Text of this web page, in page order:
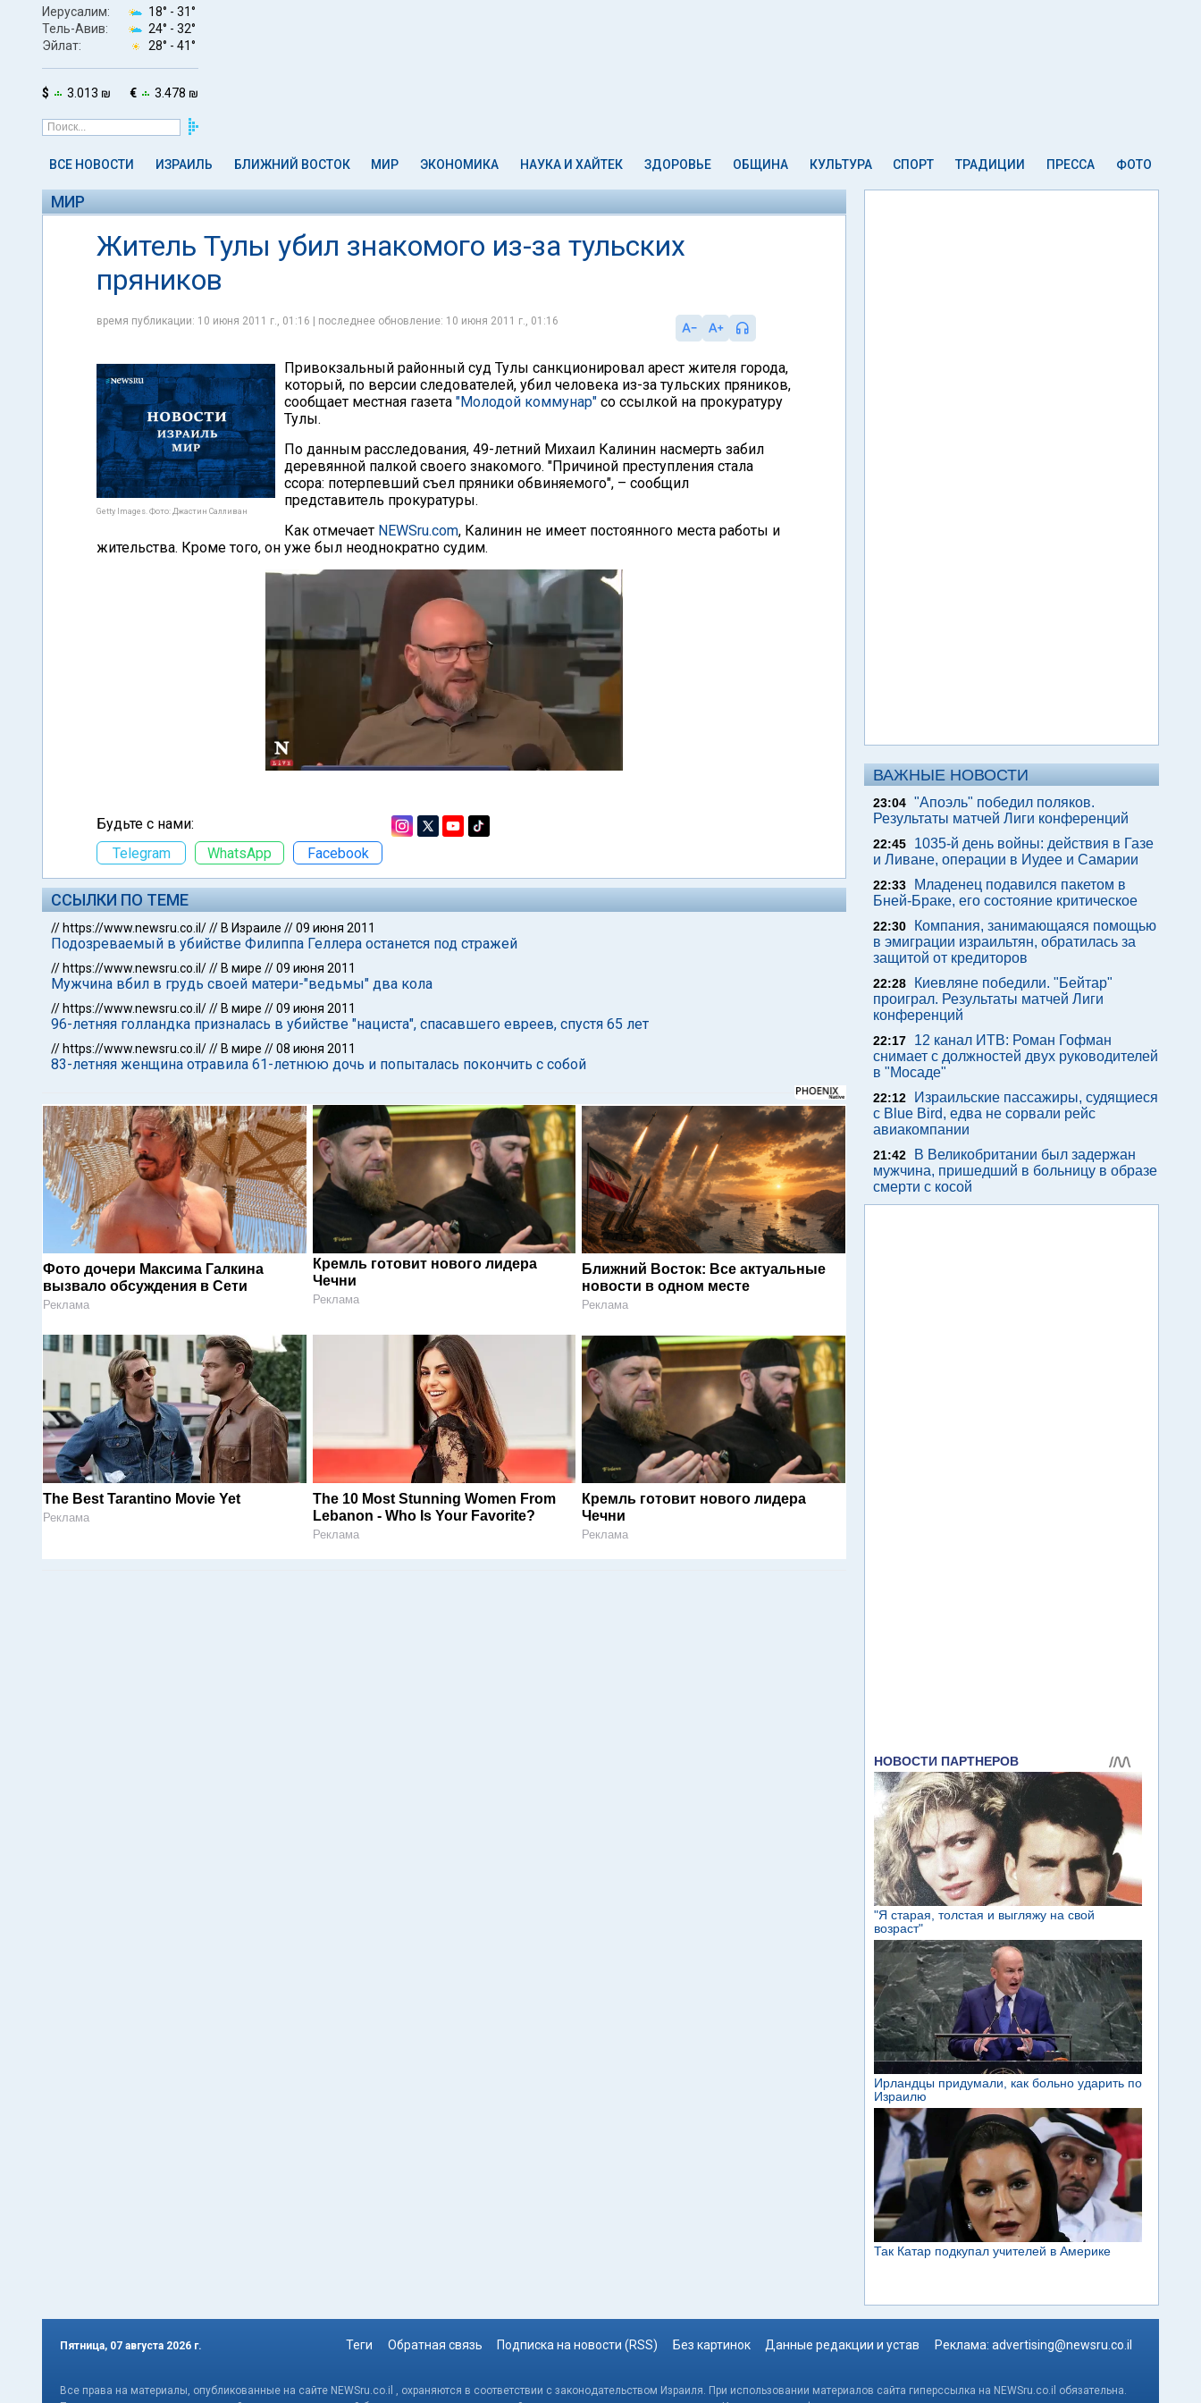
Иерусалим: 18° - 31°
Тель-Авив:
24° - 32°
Эйлат:
28° - 41°
$ 3.013 ₪ € 3.478 ₪
ВСЕ НОВОСТИ ИЗРАИЛЬ БЛИЖНИЙ ВОСТОК МИР ЭКОНОМИКА НАУКА И ХАЙТЕК ЗДОРОВЬЕ ОБЩИНА КУЛЬТУРА СПОРТ ТРАДИЦИИ ПРЕССА ФОТО
МИР
Житель Тулы убил знакомого из-за тульских
пряников
время публикации: 10 июня 2011 г., 01:16 | последнее обновление: 10 июня 2011 г., 01:16
Getty Images. Фото: Джастин Салливан
Привокзальный районный суд Тулы санкционировал арест жителя города,
который, по версии следователей, убил человека из-за тульских пряников,
сообщает местная газета "Молодой коммунар" со ссылкой на прокуратуру
Тулы.
По данным расследования, 49-летний Михаил Калинин насмерть забил
деревянной палкой своего знакомого. "Причиной преступления стала
ссора: потерпевший съел пряники обвиняемого", – сообщил
представитель прокуратуры.
Как отмечает NEWSru.com, Калинин не имеет постоянного места работы и
жительства. Кроме того, он уже был неоднократно судим.
Будьте с нами:
Telegram
WhatsApp Facebook
ССЫЛКИ ПО ТЕМЕ
// https://www.newsru.co.il/// В Израиле //09 июня 2011
Подозреваемый в убийстве Филиппа Геллера останется под стражей
// https://www.newsru.co.il/// В мире //09 июня 2011
Мужчина вбил в грудь своей матери-"ведьмы" два кола
// https://www.newsru.co.il/// В мире //09 июня 2011
96-летняя голландка призналась в убийстве "нациста", спасавшего евреев, спустя 65 лет
// https://www.newsru.co.il/// В мире //08 июня 2011
83-летняя женщина отравила 61-летнюю дочь и попыталась покончить с собой
Фото дочери Максима Галкина
вызвало обсуждения в Сети
Реклама
Кремль готовит нового лидера
Чечни
Реклама
Ближний Восток: Все актуальные
новости в одном месте
Реклама
The Best Tarantino Movie Yet
Реклама
The 10 Most Stunning Women From
Lebanon - Who Is Your Favorite?
Реклама
Кремль готовит нового лидера
Чечни
Реклама
ВАЖНЫЕ НОВОСТИ
23:04 "Апоэль" победил поляков.
Результаты матчей Лиги конференций
22:45
1035-й день войны: действия в Газе
и Ливане, операции в Иудее и Самарии
22:33
Младенец подавился пакетом в
Бней-Браке, его состояние критическое
22:30
Компания, занимающаяся помощью
в эмиграции израильтян, обратилась за
защитой от кредиторов
22:28
Киевляне победили. "Бейтар"
проиграл. Результаты матчей Лиги
конференций
22:17
12 канал ИТВ: Роман Гофман
снимает с должностей двух руководителей
в "Мосаде"
22:12
Израильские пассажиры, судящиеся
с Blue Bird, едва не сорвали рейс
авиакомпании
21:42
В Великобритании был задержан
мужчина, пришедший в больницу в образе
смерти с косой
Пятница, 07 августа 2026 г. Теги Обратная связь Подписка на новости (RSS) Без картинок Данные редакции и устав Реклама: advertising@newsru.co.il
Все права на материалы, опубликованные на сайте NEWSru.co.il , охраняются в соответствии с законодательством Израиля. При использовании материалов сайта гиперссылка на NEWSru.co.il обязательна.